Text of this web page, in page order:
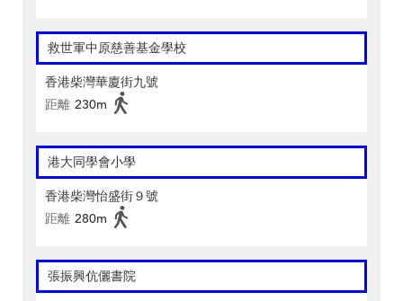
救世軍中原慈善基金學校
香港柴灣華廈街九號
距離 230m
港大同學會小學
香港柴灣怡盛街９號
距離 280m
張振興伉儷書院